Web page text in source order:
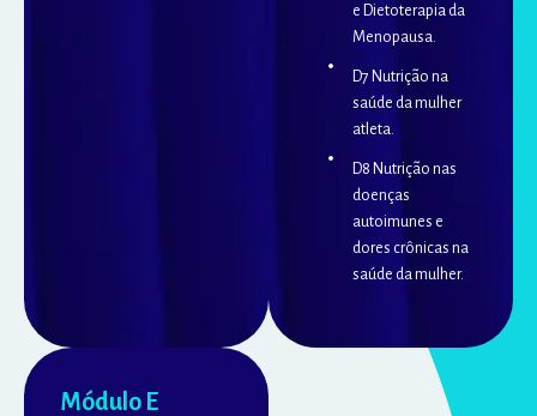
e Dietoterapia da
Menopausa.
D7 Nutrição na
saúde da mulher
atleta.
D8 Nutrição nas
doenças
autoimunes e
dores crônicas na
saúde da mulher.
Módulo E